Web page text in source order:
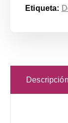
Etiqueta:
Descripción